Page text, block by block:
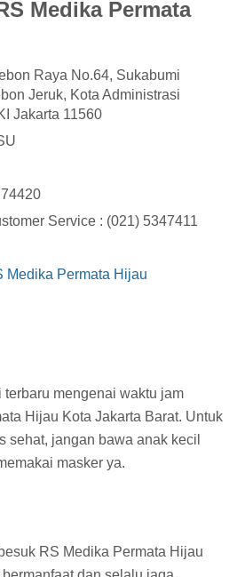
Medika Permata
Raya No.64, Sukabumi
Jeruk, Kota Administrasi
Jakarta 11560
Service : (021) 5347411
Medika Permata Hijau
mengenai waktu jam
Hijau Kota Jakarta Barat. Untuk
sehat, jangan bawa anak kecil
masker ya.
RS Medika Permata Hijau